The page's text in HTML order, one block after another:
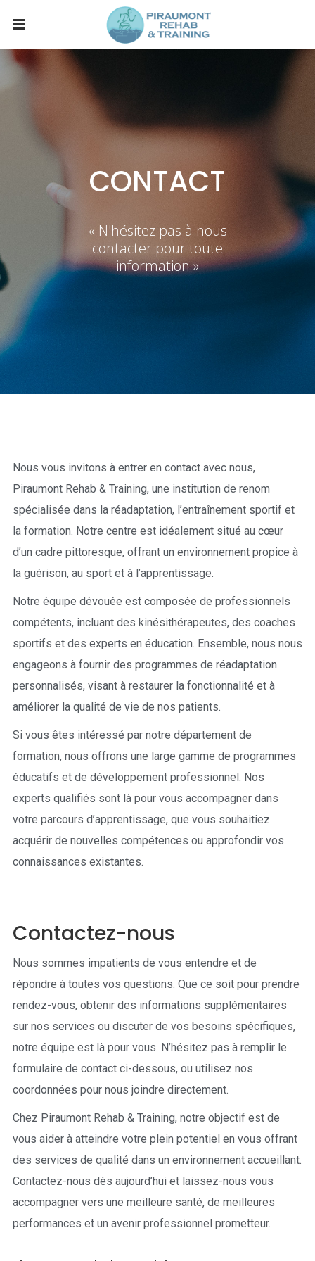
CONTACT
« N'hésitez pas à nous
contacter pour toute
information »
Nous vous invitons à entrer en contact avec nous,
Piraumont Rehab & Training, une institution de renom
spécialisée dans la réadaptation, l’entraînement sportif et
la formation. Notre centre est idéalement situé au cœur
d’un cadre pittoresque, offrant un environnement propice à
la guérison, au sport et à l’apprentissage.
Notre équipe dévouée est composée de professionnels
compétents, incluant des kinésithérapeutes, des coaches
sportifs et des experts en éducation. Ensemble, nous nous
engageons à fournir des programmes de réadaptation
personnalisés, visant à restaurer la fonctionnalité et à
améliorer la qualité de vie de nos patients.
Si vous êtes intéressé par notre département de
formation, nous offrons une large gamme de programmes
éducatifs et de développement professionnel. Nos
experts qualifiés sont là pour vous accompagner dans
votre parcours d’apprentissage, que vous souhaitiez
acquérir de nouvelles compétences ou approfondir vos
connaissances existantes.
Contactez-nous
Nous sommes impatients de vous entendre et de
répondre à toutes vos questions. Que ce soit pour prendre
rendez-vous, obtenir des informations supplémentaires
sur nos services ou discuter de vos besoins spécifiques,
notre équipe est là pour vous. N’hésitez pas à remplir le
formulaire de contact ci-dessous, ou utilisez nos
coordonnées pour nous joindre directement.
Chez Piraumont Rehab & Training, notre objectif est de
vous aider à atteindre votre plein potentiel en vous offrant
des services de qualité dans un environnement accueillant.
Contactez-nous dès aujourd’hui et laissez-nous vous
accompagner vers une meilleure santé, de meilleures
performances et un avenir professionnel prometteur.